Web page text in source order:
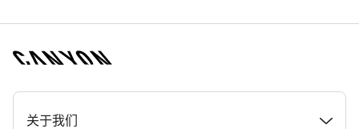
[footer.linksList.title]
关于我们